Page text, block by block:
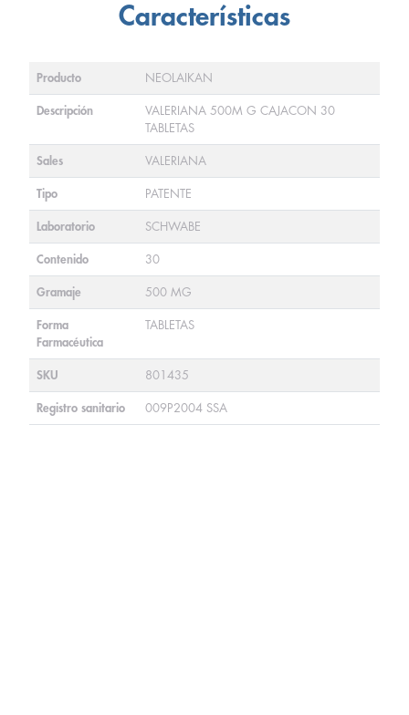
Características
Producto NEOLAIKAN
Descripción
VALERIANA 500M G CAJACON 30
TABLETAS
Sales VALERIANA
Tipo PATENTE
Laboratorio SCHWABE
Contenido 30
Gramaje 500 MG
Forma
Farmacéutica
TABLETAS
SKU 801435
Registro sanitario 009P2004 SSA